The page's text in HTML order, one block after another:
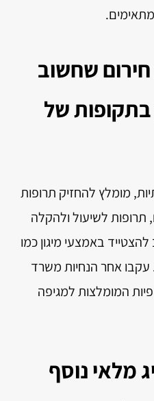
מתאימים.
שחשוב
בתקופות של
מומלץ להחזיק תרופות
לשיעול ולהקלה
באמצעי מיגון כמו
עקבו אחר הנחיות משרד
המומלצות למגיפה
מלאי נוסף